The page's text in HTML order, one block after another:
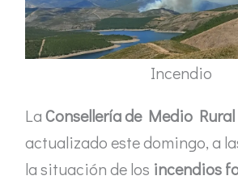
Incendio
LaConsellería de Medio Rural
actualizado este domingo, a
la situación de los incendios